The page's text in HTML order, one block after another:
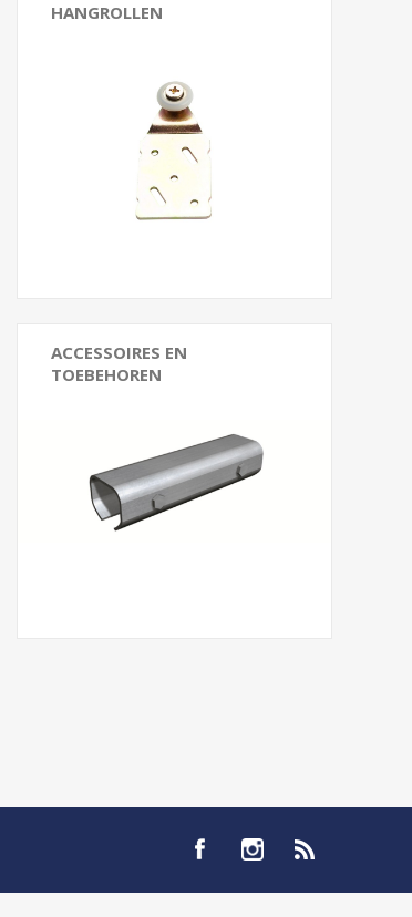
HANGROLLEN
ACCESSOIRES EN
TOEBEHOREN